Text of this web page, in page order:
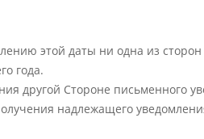
этой даты ни одна из
года.
другой Стороне письменного
надлежащего